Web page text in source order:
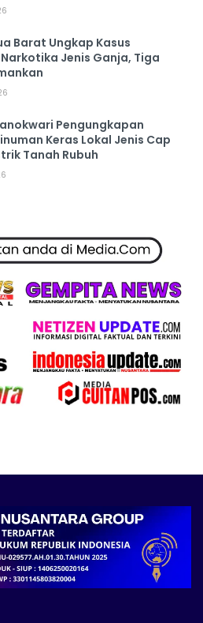
Barat Ungkap Kasus
Jenis Ganja, Tiga
Pengungkapan
Keras Lokal Jenis Cap
Tanah Rubuh